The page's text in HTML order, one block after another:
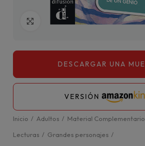
Click para agrandar
VERSIÓN
Inicio Adultos
Material Complementario
Lecturas
Grandes personajes